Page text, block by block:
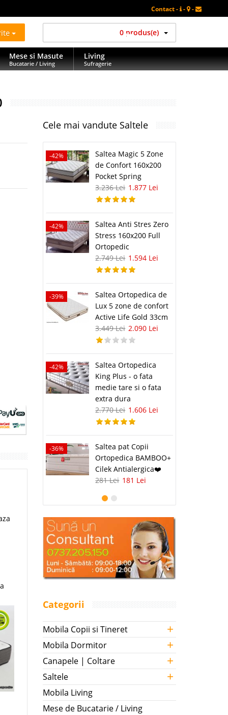
Contact - - -
0 produs(e)
Mese si Masute
Bucatarie / Living
Living
Sufragerie
Cele mai vandute Saltele
-42%
Saltea Magic 5 Zone
de Confort 160x200
Pocket Spring
3.236 Lei 1.877 Lei
-42%
Saltea Anti Stres Zero
Stress 160x200 Full
Ortopedic
2.749 Lei 1.594 Lei
-39%
Saltea Ortopedica de
Lux 5 zone de confort
Active Life Gold 33cm
3.449 Lei 2.090 Lei
-42%
Saltea Ortopedica
King Plus - o fata
medie tare si o fata
extra dura
2.770 Lei 1.606 Lei
-36%
Saltea pat Copii
Ortopedica BAMBOO+
Cilek Antialergica❤️
281 Lei 181 Lei
Categorii
Mobila Copii si Tineret +
Mobila Dormitor +
Canapele | Coltare +
Saltele +
Mobila Living
Mese de Bucatarie / Living